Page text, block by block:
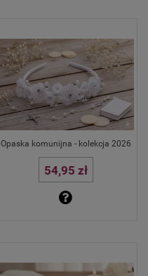
Opaska komunijna - kolekcja 2026
54,95 zł